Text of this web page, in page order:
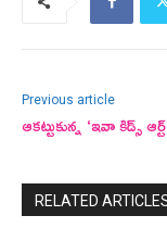
Previous article
ఆకట్టుకున్న ‘ఇవా కిడ్స్
RELATED